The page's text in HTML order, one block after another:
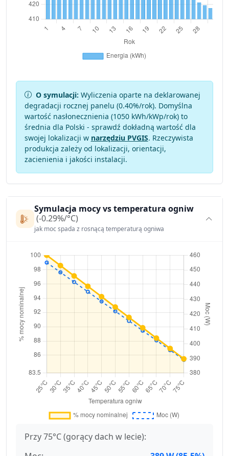
O symulacji: Wyliczenia oparte na deklarowanej
degradacji rocznej panelu (0.40%/rok). Domyślna
wartość nasłonecznienia (1050 kWh/kWp/rok) to
średnia dla Polski - sprawdź dokładną wartość dla
swojej lokalizacji w narzędziu PVGIS. Rzeczywista
produkcja zależy od lokalizacji, orientacji,
zacienienia i jakości instalacji.
Symulacja mocy vs temperatura ogniw
(-0.29%/°C)
jak moc spada z rosnącą temperaturą ogniwa
Przy 75°C (gorący dach w lecie):